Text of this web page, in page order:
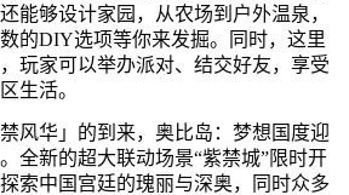
能够设计家园，从农场到户外温泉，
的DIY选项等你来发掘。同时，这里
玩家可以举办派对、结交好友，享受
生活。
风华」的到来，奥比岛：梦想国度迎
全新的超大联动场景“紫禁城”限时开
索中国宫廷的瑰丽与深奥，同时众多